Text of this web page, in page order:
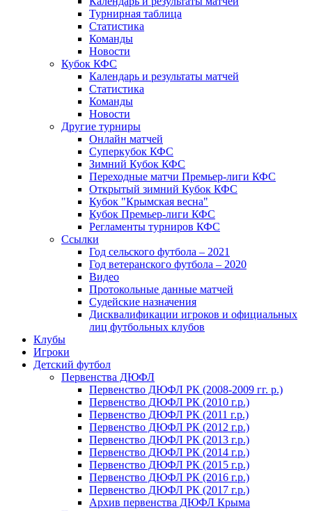
Турнирная таблица
Статистика
Команды
Новости
Кубок КФС
Календарь и результаты матчей
Статистика
Команды
Новости
Другие турниры
Онлайн матчей
Суперкубок КФС
Зимний Кубок КФС
Переходные матчи Премьер-лиги КФС
Открытый зимний Кубок КФС
Кубок "Крымская весна"
Кубок Премьер-лиги КФС
Регламенты турниров КФС
Ссылки
Год сельского футбола – 2021
Год ветеранского футбола – 2020
Видео
Протокольные данные матчей
Судейские назначения
Дисквалификации игроков и официальных
лиц футбольных клубов
Клубы
Игроки
Детский футбол
Первенства ДЮФЛ
Первенство ДЮФЛ РК (2008-2009 гг. р.)
Первенство ДЮФЛ РК (2010 г.р.)
Первенство ДЮФЛ РК (2011 г.р.)
Первенство ДЮФЛ РК (2012 г.р.)
Первенство ДЮФЛ РК (2013 г.р.)
Первенство ДЮФЛ РК (2014 г.р.)
Первенство ДЮФЛ РК (2015 г.р.)
Первенство ДЮФЛ РК (2016 г.р.)
Первенство ДЮФЛ РК (2017 г.р.)
Архив первенства ДЮФЛ Крыма